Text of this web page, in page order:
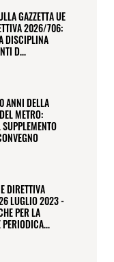
GAZZETTA UE
2026/706:
DISCIPLINA
D...
ANNI DELLA
METRO:
DIRETTIVA
LUGLIO 2023 -
PER LA